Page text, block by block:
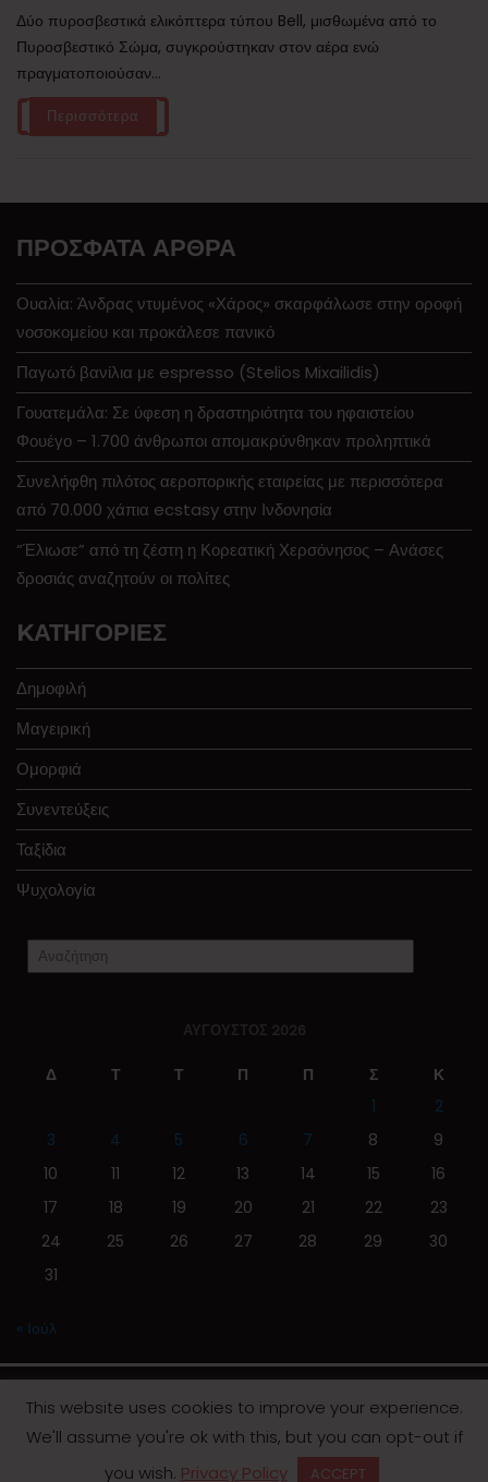
Δύο πυροσβεστικά ελικόπτερα τύπου Bell, μισθωμένα από το
Πυροσβεστικό Σώμα, συγκρούστηκαν στον αέρα ενώ
πραγματοποιούσαν...
Περισσότερα
ΠΡΌΣΦΑΤΑ ΆΡΘΡΑ
Ουαλία: Άνδρας ντυμένος «Χάρος» σκαρφάλωσε στην οροφή
νοσοκομείου και προκάλεσε πανικό
Παγωτό βανίλια με espresso (Stelios Mixailidis)
Γουατεμάλα: Σε ύφεση η δραστηριότητα του ηφαιστείου
Φουέγο – 1.700 άνθρωποι απομακρύνθηκαν προληπτικά
Συνελήφθη πιλότος αεροπορικής εταιρείας με περισσότερα
από 70.000 χάπια ecstasy στην Ινδονησία
“Έλιωσε” από τη ζέστη η Κορεατική Χερσόνησος – Ανάσες
δροσιάς αναζητούν οι πολίτες
KΑΤΗΓΟΡΊΕΣ
Δημοφιλή
Μαγειρική
Ομορφιά
Συνεντεύξεις
Ταξίδια
Ψυχολογία
ΑΎΓΟΥΣΤΟΣ 2026
Δ Τ Τ Π Π Σ
Κ
1
2
3
4 5 6 7 8
9
10
11 12 13 14 15
16
17
18 19 20 21 22
23
24
25 26 27 28 29
30
31
« Ιούλ
© 2019 | Screen Magazine - Ηλεκτρονική εφημερίδα
This website uses cookies to improve your experience.
We'll assume you're ok with this, but you can opt-out if
you wish. Privacy Policy ACCEPT